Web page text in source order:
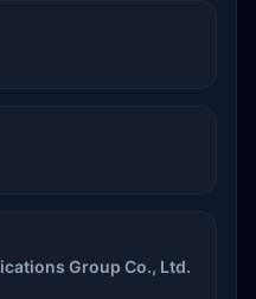
Group Co., Ltd.